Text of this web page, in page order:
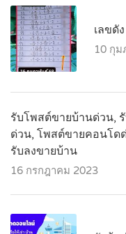
เลขดั
10 กุ
รับโพสต์ขายบ้านด่วน,
ด่วน, โพสต์ขายคอนโด
รับลงขายบ้าน
16 กรกฎาคม 2023